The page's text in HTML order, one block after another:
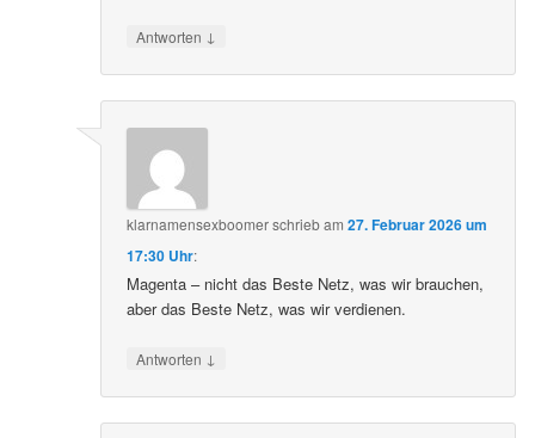
Antworten ↓
klarnamensexboomerschriebam27. Februar 2026 um
17:30 Uhr:
Magenta – nicht das Beste Netz, was wir brauchen,
aber das Beste Netz, was wir verdienen.
Antworten ↓